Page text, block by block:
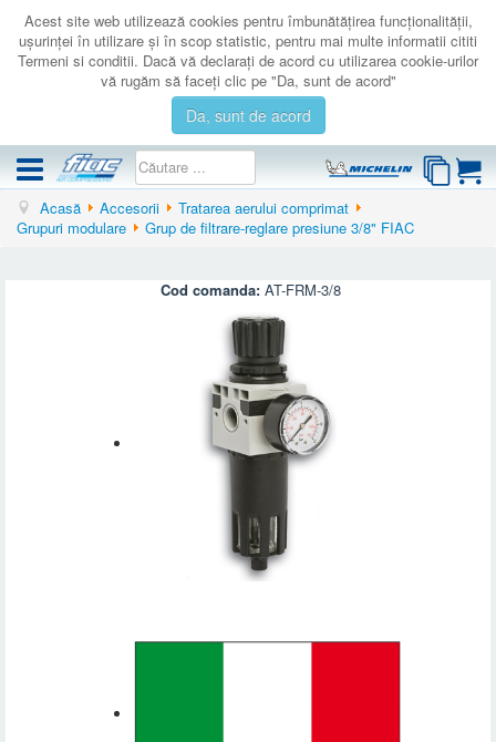
Acest site web utilizează cookies pentru îmbunătăţirea funcţionalităţii,
uşurinţei în utilizare şi în scop statistic, pentru mai multe informatii cititi
Termeni si conditii. Dacă vă declaraţi de acord cu utilizarea cookie-urilor
vă rugăm să faceţi clic pe "Da, sunt de acord"
Da, sunt de acord
COMPRESOARE
Acasă Accesorii
Tratarea aerului comprimat
Grupuri modulare
Grup de filtrare-reglare presiune 3/8" FIAC
Cod comanda: AT-FRM-3/8